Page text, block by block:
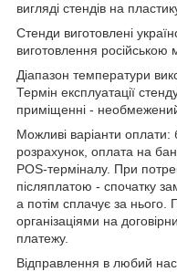
вигляді стендів на
Стенди виготовлені
виготовлення російською
Діапазон температури
Термін експлуатації
приміщенні -
Можливі варіанти оплати:
розрахунок, оплата на
POS-терміналу. При
післяплатою - спочатку
а потім сплачує за
організаціями на
платежу.
Відправлення в любий